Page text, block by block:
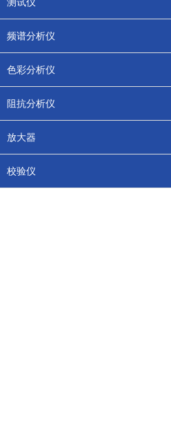
频谱分析仪
色彩分析仪
阻抗分析仪
放大器
校验仪